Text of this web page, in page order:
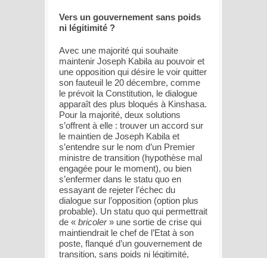
Vers un gouvernement sans poids
ni légitimité ?
Avec une majorité qui souhaite
maintenir Joseph Kabila au pouvoir et
une opposition qui désire le voir quitter
son fauteuil le 20 décembre, comme
le prévoit la Constitution, le dialogue
apparaît des plus bloqués à Kinshasa.
Pour la majorité, deux solutions
s’offrent à elle : trouver un accord sur
le maintien de Joseph Kabila et
s’entendre sur le nom d’un Premier
ministre de transition (hypothèse mal
engagée pour le moment), ou bien
s’enfermer dans le statu quo en
essayant de rejeter l’échec du
dialogue sur l’opposition (option plus
probable). Un statu quo qui permettrait
de « bricoler» une sortie de crise qui
maintiendrait le chef de l’Etat à son
poste, flanqué d’un gouvernement de
transition, sans poids ni légitimité,